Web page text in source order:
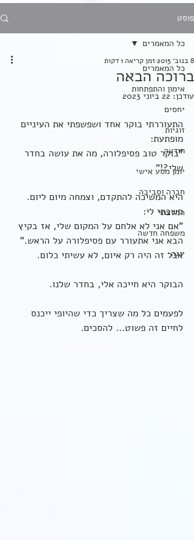
פוסט
כל המאמרים
אימון והתפתחות
יחסים
זוגיות
תודעה
יומן מסע אישי
חברה וסביבה
המלצתי
משפחה חדשה
יוגה
כל המאמרים
ברוכה הבאה
8 בנוב׳ 2015 זמן קריאה 1 דקות
עודכן: 22 ביוני 2023
התעוררתי בוקר אחד ושפשפתי את העיניים
מופתעת:
"בוקר טוב פסיפלורה, מה את עושה בחדר
שלי?!"
היא המשיכה להתקדם, וצמחה מיום ליום.
חשבתי לי:
"אם אני לא אלחם על המקום שלי, אז בקיץ
הבא אני אתעורר עם פסיפלורה על הראש."
אבל זה היה רק איום, לא עשיתי כלום.
הבוקר היא חייכה אלי, בחדר שלנו.
לפעמים כל מה שצריך כדי שהיופי ייכנס
לחיים זה פשוט... להסכים.